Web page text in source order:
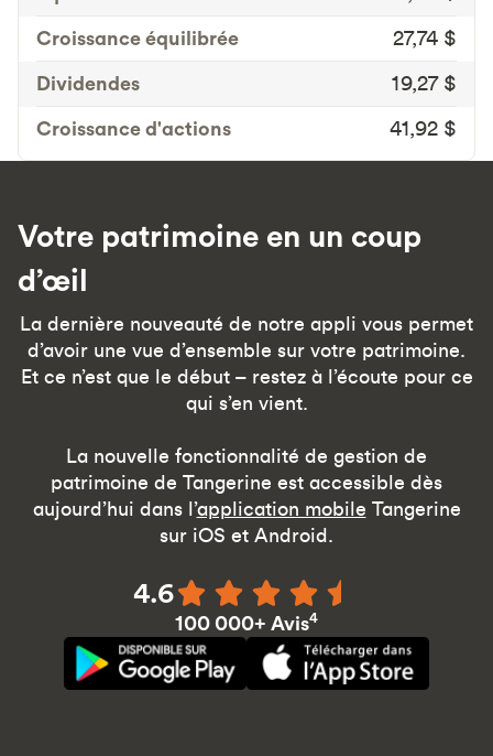
Croissance équilibrée
27,74 $
Dividendes
19,27 $
Croissance d'actions
41,92 $
Votre patrimoine en un coup
d’œil
La dernière nouveauté de notre appli vous permet
d’avoir une vue d’ensemble sur votre patrimoine.
Et ce n’est que le début – restez à l’écoute pour ce
qui s’en vient.
La nouvelle fonctionnalité de gestion de
patrimoine de Tangerine est accessible dès
aujourd’hui dans l’application mobile Tangerine
sur iOS et Android.
4.6
100 000+ Avis4